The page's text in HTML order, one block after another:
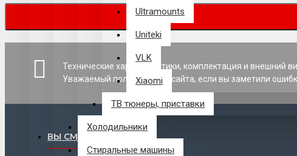
Ultramounts
Uniteki
VLK
Xiaomi
ТВ тюнеры, приставки
Холодильники
Стиральные машины
Технические характеристики, комплектация и внешний
Уважаемый пользователь сайта, если вы заметили
ВЫ СМОТРЕЛИ